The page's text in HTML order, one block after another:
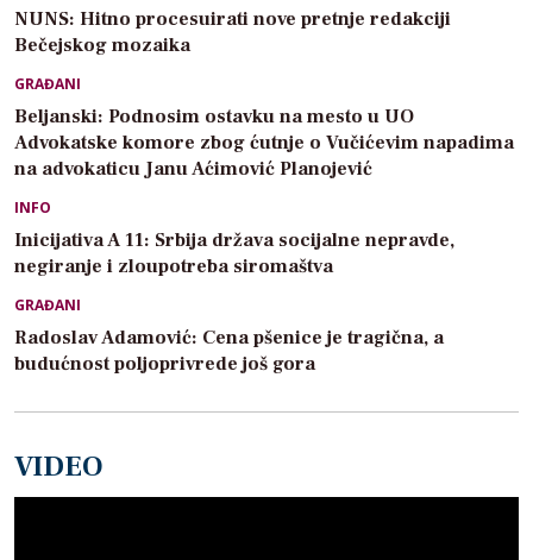
NUNS: Hitno procesuirati nove pretnje redakciji
Bečejskog mozaika
GRAĐANI
Beljanski: Podnosim ostavku na mesto u UO
Advokatske komore zbog ćutnje o Vučićevim napadima
na advokaticu Janu Aćimović Planojević
INFO
Inicijativa A 11: Srbija država socijalne nepravde,
negiranje i zloupotreba siromaštva
GRAĐANI
Radoslav Adamović: Cena pšenice je tragična, a
budućnost poljoprivrede još gora
VIDEO